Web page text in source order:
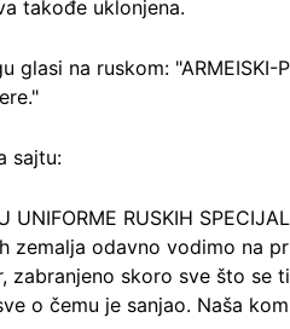
takođe uklonjena.
glasi na ruskom:
sajtu:
UNIFORME RUSKIH
zemalja odavno vodimo na
zabranjeno skoro sve što se
o čemu je sanjao. Naša